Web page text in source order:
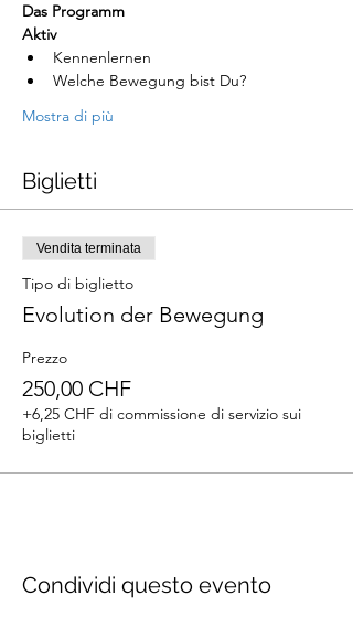
Das Programm
Aktiv
Kennenlernen
Welche Bewegung bist Du?
Mostra di più
Biglietti
Vendita terminata
Tipo di biglietto
Evolution der Bewegung
Prezzo
250,00 CHF
+6,25 CHF di commissione di servizio sui
biglietti
Condividi questo evento